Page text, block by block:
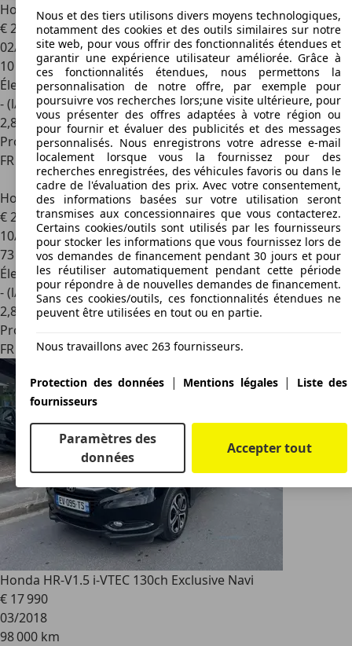
Honda HR-V1.5 i-MMD 131ch e:HEV Executive
€ 29 990
02/2026
10 454 km
Électrique/Essence
- (l/100 km)
2,8
Professionnel
FR 12850Onet Le Chateau
Honda HR-V1.5 i-MMD 131ch e:HEV Executive
€ 21 990
10/2023
73 400 km
Électrique/Essence
- (l/100 km)
2,8
Professionnel
FR 91310Montlhery
Honda HR-V1.5 i-VTEC 130ch Exclusive Navi
€ 17 990
03/2018
98 000 km
Nous et des tiers utilisons divers moyens technologiques,
notamment des cookies et des outils similaires sur notre
site web, pour vous offrir des fonctionnalités étendues et
garantir une expérience utilisateur améliorée. Grâce à
ces fonctionnalités étendues, nous permettons la
personnalisation de notre offre, par exemple pour
poursuivre vos recherches lors;une visite ultérieure, pour
vous présenter des offres adaptées à votre région ou
pour fournir et évaluer des publicités et des messages
personnalisés. Nous enregistrons votre adresse e-mail
localement lorsque vous la fournissez pour des
recherches enregistrées, des véhicules favoris ou dans le
cadre de l'évaluation des prix. Avec votre consentement,
des informations basées sur votre utilisation seront
transmises aux concessionnaires que vous contacterez.
Certains cookies/outils sont utilisés par les fournisseurs
pour stocker les informations que vous fournissez lors de
vos demandes de financement pendant 30 jours et pour
les réutiliser automatiquement pendant cette période
pour répondre à de nouvelles demandes de financement.
Sans ces cookies/outils, ces fonctionnalités étendues ne
peuvent être utilisées en tout ou en partie.
Nous travaillons avec 263 fournisseurs.
Protection des données | Mentions légales|
Liste des
fournisseurs
Paramètres des
données
Accepter tout